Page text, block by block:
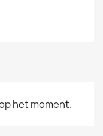
het moment.